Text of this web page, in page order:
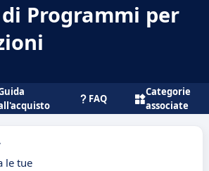
Programmi per
FAQ
Categorie
associate
le tue